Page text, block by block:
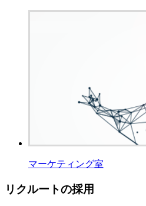
マーケティング室
リクルートの採用